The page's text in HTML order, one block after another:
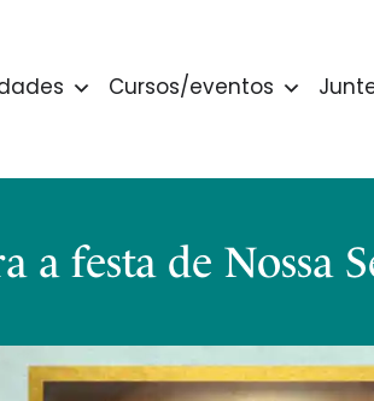
Cursos/eventos
a festa de Nossa